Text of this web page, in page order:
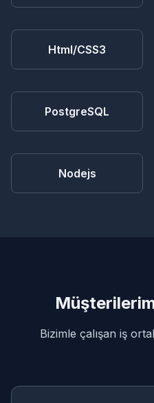
Html/CSS3
PostgreSQL
Nodejs
Bizimle çalışan iş